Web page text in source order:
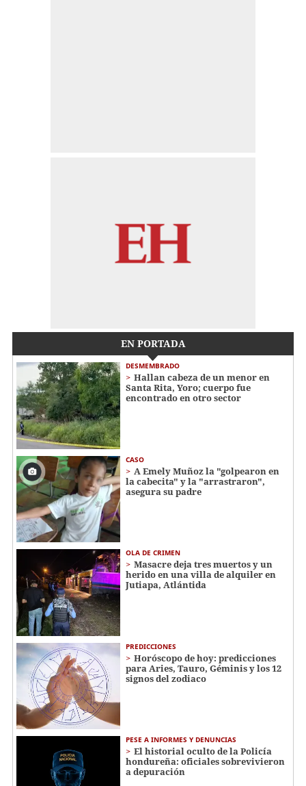
EN PORTADA
DESMEMBRADO
Hallan cabeza de un menor en
Santa Rita, Yoro; cuerpo fue
encontrado en otro sector
CASO
A Emely Muñoz la "golpearon en
la cabecita" y la "arrastraron",
asegura su padre
OLA DE CRIMEN
Masacre deja tres muertos y un
herido en una villa de alquiler en
Jutiapa, Atlántida
PREDICCIONES
Horóscopo de hoy: predicciones
para Aries, Tauro, Géminis y los 12
signos del zodiaco
PESE A INFORMES Y DENUNCIAS
El historial oculto de la Policía
hondureña: oficiales sobrevivieron
a depuración